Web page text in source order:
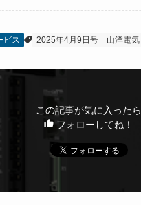
ビス 2025年4月9日号 山洋電気
この記事が気に入ったら
フォローしてね！